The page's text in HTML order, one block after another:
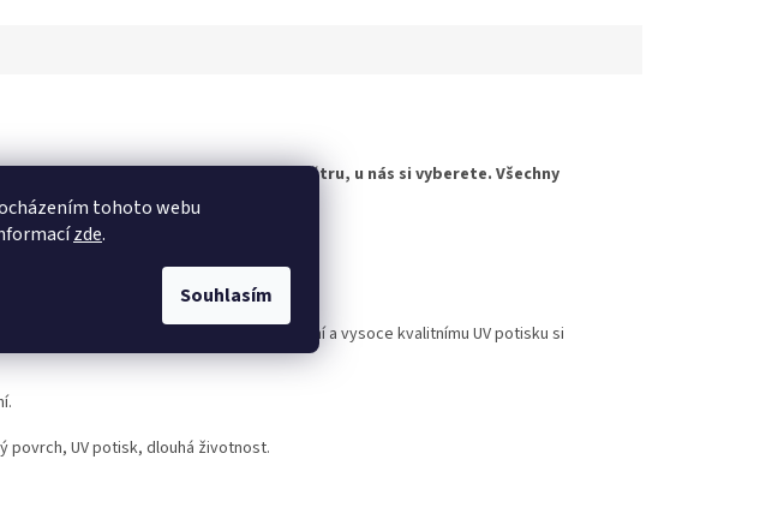
tohoto webu
zde.
Souhlasím
ceduli, která odolá i horskému větru, u nás si vyberete. Všechny
UV potisk, který nevybledne.
cedule v prémiovém TOP provedení
Díky speciálnímu oboustrannému lakování a vysoce kvalitnímu UV potisku si
povrch, UV potisk, dlouhá životnost.